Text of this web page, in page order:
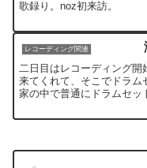
歌録り。noz初来訪。
レコーディング関連
二日目はレコーディング
来てくれて、そこでドラ
家の中で普通にドラムセッ